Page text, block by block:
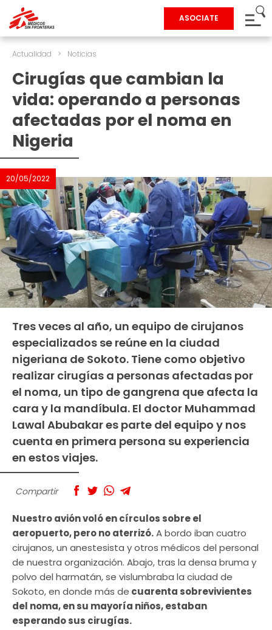
ASOCIATE
Actualidad > Noticias
Cirugías que cambian la
vida: operando a personas
afectadas por el noma en
Nigeria
20/05/2022
Tres veces al año, un equipo de cirujanos
especializados se reúne en la ciudad
nigeriana de Sokoto. Tiene como objetivo
realizar cirugías a personas afectadas por
el noma, un tipo de gangrena que afecta la
cara y la mandíbula. El doctor Muhammad
Lawal Abubakar es parte del equipo y nos
cuenta en primera persona su experiencia
en estos viajes.
Compartir
Nuestro avión voló en círculos sobre el
aeropuerto, pero no aterrizó.A bordo iban cuatro
cirujanos, un anestesista y otros médicos del personal
de nuestra organización. Abajo, tras la densa bruma y
polvo del harmatán, se vislumbraba la ciudad de
Sokoto, en donde más de cuarenta sobrevivientes
del noma, en su mayoría niños, estaban
esperando sus cirugías.